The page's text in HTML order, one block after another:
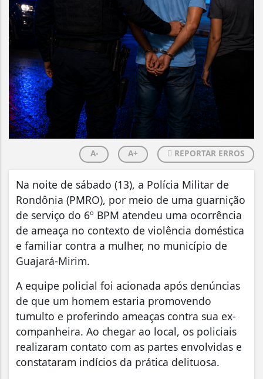
A- A+ REPORTAR ERROS
Na noite de sábado (13), a Polícia Militar de
Rondônia (PMRO), por meio de uma guarnição
de serviço do 6º BPM atendeu uma ocorrência
de ameaça no contexto de violência doméstica
e familiar contra a mulher, no município de
Guajará-Mirim.
A equipe policial foi acionada após denúncias
de que um homem estaria promovendo
tumulto e proferindo ameaças contra sua ex-
companheira. Ao chegar ao local, os policiais
realizaram contato com as partes envolvidas e
constataram indícios da prática delituosa.